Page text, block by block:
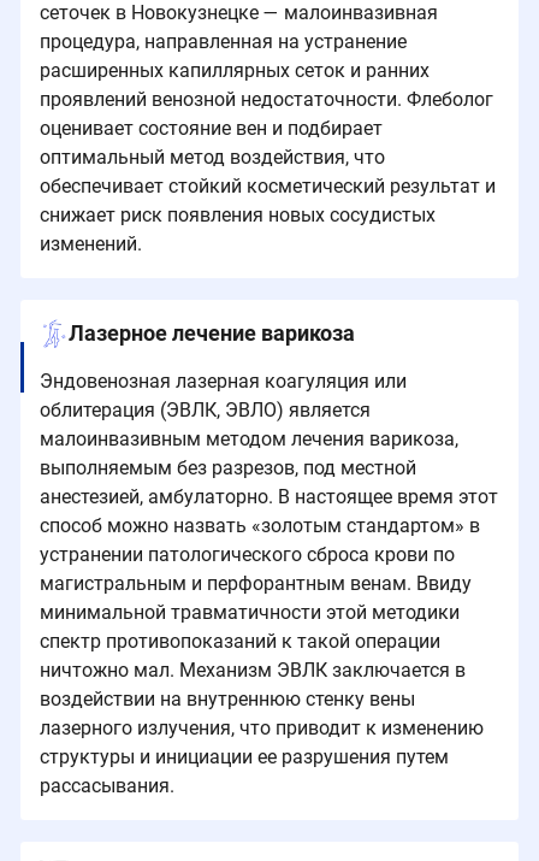
сеточек в Новокузнецке — малоинвазивная
процедура, направленная на устранение
расширенных капиллярных сеток и ранних
проявлений венозной недостаточности. Флеболог
оценивает состояние вен и подбирает
оптимальный метод воздействия, что
обеспечивает стойкий косметический результат и
снижает риск появления новых сосудистых
изменений.
Лазерное лечение варикоза
Эндовенозная лазерная коагуляция или
облитерация (ЭВЛК, ЭВЛО) является
малоинвазивным методом лечения варикоза,
выполняемым без разрезов, под местной
анестезией, амбулаторно. В настоящее время этот
способ можно назвать «золотым стандартом» в
устранении патологического сброса крови по
магистральным и перфорантным венам. Ввиду
минимальной травматичности этой методики
спектр противопоказаний к такой операции
ничтожно мал. Механизм ЭВЛК заключается в
воздействии на внутреннюю стенку вены
лазерного излучения, что приводит к изменению
структуры и инициации ее разрушения путем
рассасывания.